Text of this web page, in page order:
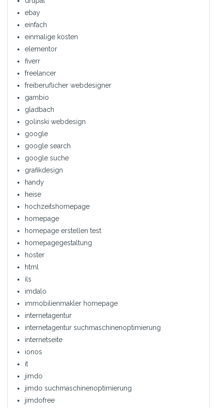
ebay
einfach
einmalige kosten
elementor
fiverr
freelancer
freiberuflicher webdesigner
gambio
gladbach
golinski webdesign
google
google search
google suche
grafikdesign
handy
heise
hochzeitshomepage
homepage
homepage erstellen test
homepagegestaltung
hoster
html
ils
imdalo
immobilienmakler homepage
internetagentur
internetagentur suchmaschinenoptimierung
internetseite
ionos
it
jimdo
jimdo suchmaschinenoptimierung
jimdofree